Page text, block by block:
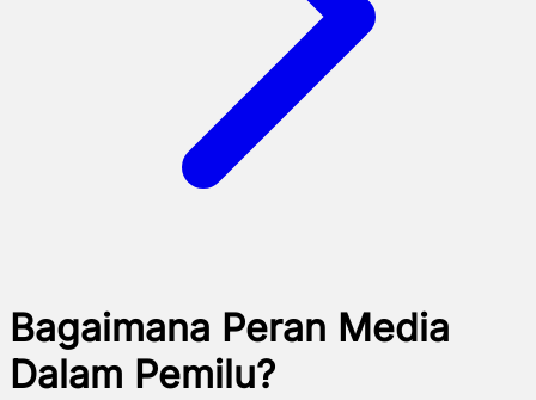
Bagaimana Peran Media
Dalam Pemilu?